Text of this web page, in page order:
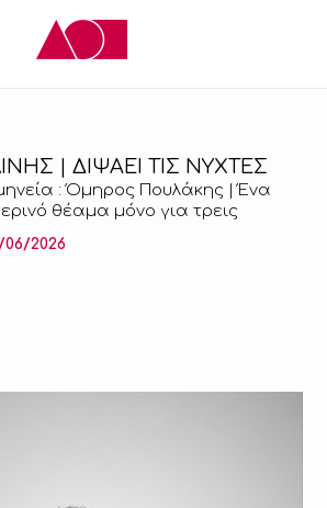
| ΔΙΨΑΕΙ ΤΙΣ ΝΥΧΤΕΣ
: Όμηρος Πουλάκης | Ένα
θέαμα μόνο για τρεις
06/2026